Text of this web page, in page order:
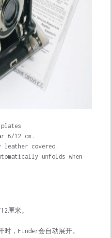
6/12 cm.
leather covered.
unfolds when
厘米。
，Finder会自动展开。